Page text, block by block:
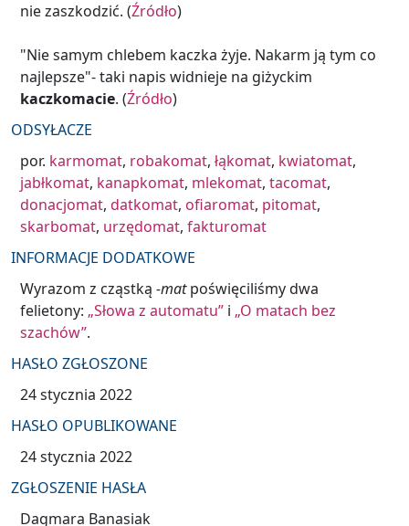
nie zaszkodzić. (Źródło)
"Nie samym chlebem kaczka żyje. Nakarm ją tym co
najlepsze"- taki napis widnieje na giżyckim
kaczkomacie. (Źródło)
ODSYŁACZE
por. karmomat, robakomat, łąkomat, kwiatomat,
jabłkomat, kanapkomat, mlekomat, tacomat,
donacjomat, datkomat, ofiaromat, pitomat,
skarbomat, urzędomat, fakturomat
INFORMACJE DODATKOWE
Wyrazom z cząstką -matpoświęciliśmy dwa
felietony: „Słowa z automatu” i „O matach bez
szachów”.
HASŁO ZGŁOSZONE
24 stycznia 2022
HASŁO OPUBLIKOWANE
24 stycznia 2022
ZGŁOSZENIE HASŁA
Dagmara Banasiak